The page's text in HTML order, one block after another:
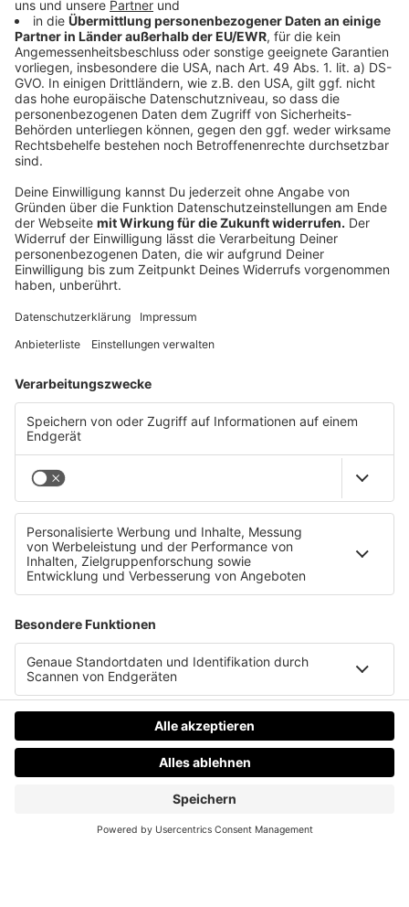
Gute Arbeit, die niemand kennt, gewinnt keinen
Markt.
Die meisten Unternehmen, mit denen ich arbeite,
haben kein Qualitätsproblem. Sie sind besser als ihr
Ruf. Nur weiß das draußen niemand.
Alle zwei Wochen schreibe ich einen Gedanken
darüber, wie sich das ändern lässt. Ein Thema, kein
→teddy.click/newsletter
Wie sichtbar ist dein Unternehmen wirklich?
Der Potenzial-Check dauert vier Minuten. Danach
hast du einen Report mit einer Zahl und fünf
Bereichen — und siehst, wo bei euch draußen nichts
ankommt. Kein Verkaufsgespräch.
Wenn du lieber direkt redest: fünfzehn Minuten, kein
Pitch.teddy.click/termin
Daniel Friesenecker baut Unternehmern ihr
eigenes Medium. Podcast, Video, Strategie. Studio:
TeddyLab, Linz.
LinkedIn:linkedin.com/in/friesenecker
Folge abonnieren:Apple·Spotify·YouTube·alle
Plattformen und RSS
DatenschutzImpressum AGBsJobsKontakt